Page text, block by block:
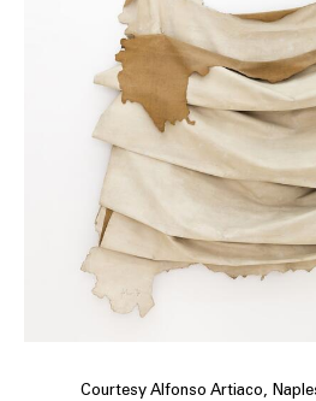
Courtesy Alfonso Artiaco,